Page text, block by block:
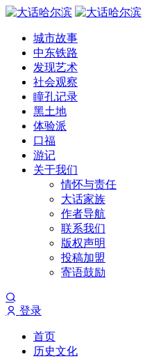
城市故事
中东铁路
发现艺术
社会观察
瞳孔记录
黑土地
体验派
口福
游记
关于我们
情怀与责任
大话家族
作者导航
联系我们
版权声明
投稿加盟
寄语鼓励
登录
首页
历史文化